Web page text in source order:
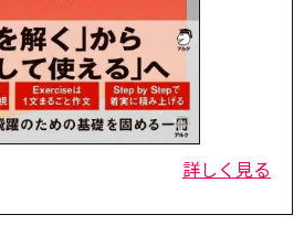
詳しく見る